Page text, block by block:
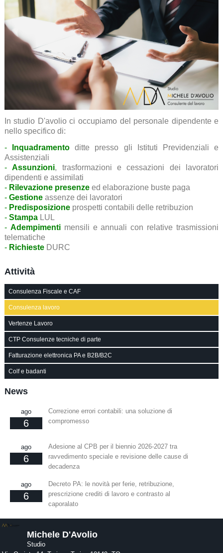
In studio D'avolio ci occupiamo del personale dipendente e
nello specifico di:
-
Inquadramento ditte presso gli Istituti Previdenziali e
Assistenziali
-
Assunzioni, trasformazioni e cessazioni dei lavoratori
dipendenti e assimilati
- Rilevazione presenzeed elaborazione buste paga
- Gestioneassenze dei lavoratori
- Predisposizioneprospetti contabili delle retribuzion
- StampaLUL
- Adempimentimensili e annuali con relative trasmissioni
telematiche
- RichiesteDURC
Attività
Consulenza Fiscale e CAF
Consulenza lavoro
Vertenze Lavoro
CTP Consulenze tecniche di parte
Fatturazione elettronica PA e B2B/B2C
Colf e badanti
News
ago
6
Correzione errori contabili: una soluzione di
compromesso
ago
6
Adesione al CPB per il biennio 2026-2027 tra
ravvedimento speciale e revisione delle cause di
decadenza
ago
6
Decreto PA: le novità per ferie, retribuzione,
prescrizione crediti di lavoro e contrasto al
caporalato
Michele D'Avolio
Studio